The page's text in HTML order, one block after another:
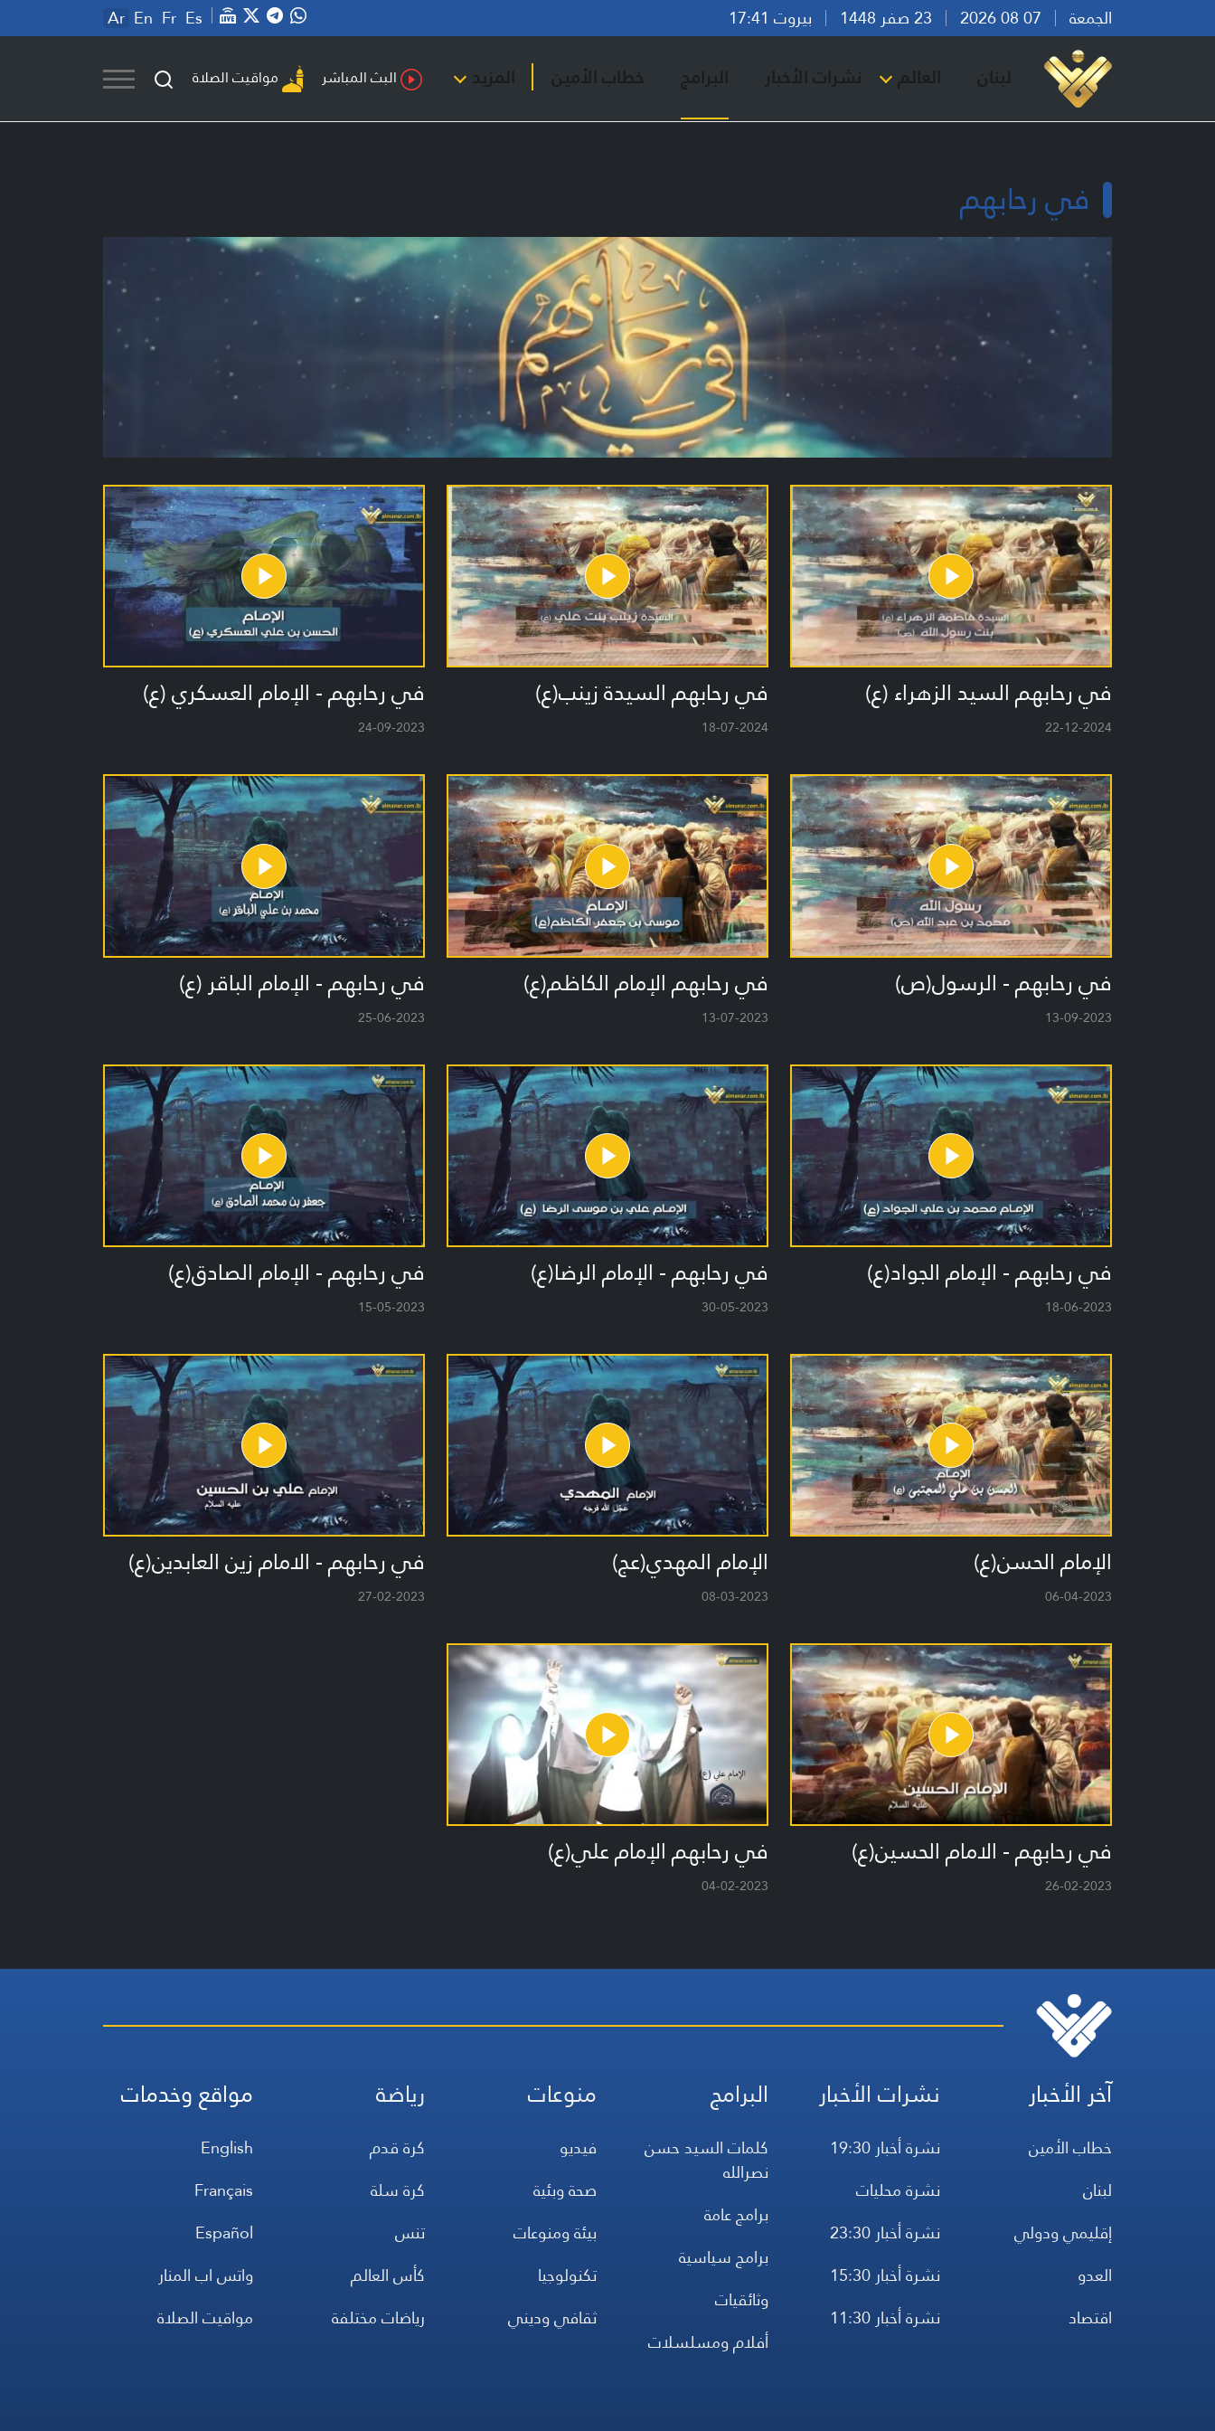
الجمعة بيروت 17:41 Ar En Fr Es
لبنان العالم نشرات الأخبار البرامج خطاب الأمين المزيد البث المباشر مواقيت الصلاة
في رحابهم
في رحابهم السيد الزهراء (ع)
22-12-2024
في رحابهم السيدة زينب(ع)
18-07-2024
في رحابهم - الإمام العسكري (ع)
24-09-2023
في رحابهم - الرسول(ص)
13-09-2023
في رحابهم الإمام الكاظم(ع)
13-07-2023
في رحابهم - الإمام الباقر (ع)
25-06-2023
في رحابهم - الإمام الجواد(ع)
18-06-2023
في رحابهم - الإمام الرضا(ع)
30-05-2023
في رحابهم - الإمام الصادق(ع)
15-05-2023
الإمام الحسن(ع)
06-04-2023
الإمام المهدي(عج)
08-03-2023
في رحابهم - الامام زين العابدين(ع)
27-02-2023
في رحابهم - الامام الحسين(ع)
26-02-2023
في رحابهم الإمام علي(ع)
04-02-2023
آخر الأخبار
خطاب الأمين
لبنان
إقليمي ودولي
العدو
اقتصاد
نشرات الأخبار
نشرة أخبار 19:30
نشرة محليات
نشرة أخبار 23:30
نشرة أخبار 15:30
نشرة أخبار 11:30
البرامج
كلمات السيد حسن
نصرالله
برامج عامة
برامج سياسية
وثائقيات
أفلام ومسلسلات
منوعات
فيديو
صحة وبئية
بيئة ومنوعات
تكنولوجيا
ثقافي وديني
رياضة
كرة قدم
كرة سلة
تنس
كأس العالم
رياضات مختلفة
مواقع وخدمات
English
Français
Español
واتس اب المنار
مواقيت الصلاة